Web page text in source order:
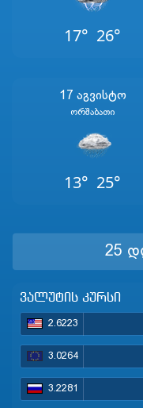
17° 26°
17 Აგვისტო
Ორშაბათი
13° 25°
25
ვალუტის კურსი
2.6223
3.0264
3.2281